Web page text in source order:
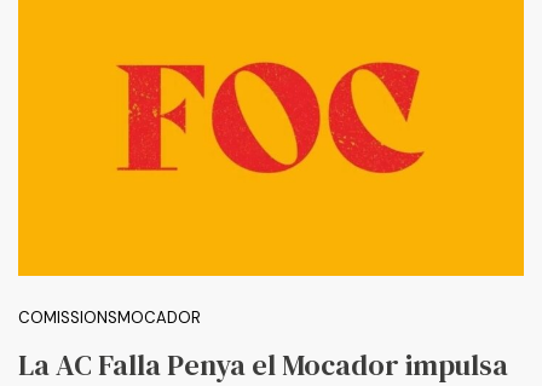
COMISSIONSMOCADOR
La AC Falla Penya el Mocador impulsa